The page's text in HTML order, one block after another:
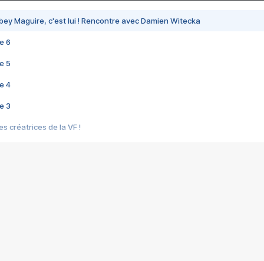
Maguire, c'est lui ! Rencontre avec Damien Witecka
6
5
4
3
créatrices de la VF !